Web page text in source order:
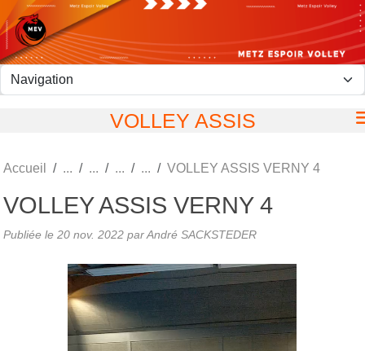
VOLLEY ASSIS
Accueil VOLLEY ASSIS VERNY 4
VOLLEY ASSIS VERNY 4
Publiée le 20 nov. 2022 par André SACKSTEDER
Panneau de gestion des cookies